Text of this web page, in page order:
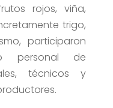
rojos, viña,
trigo,
participaron
personal de
técnicos y